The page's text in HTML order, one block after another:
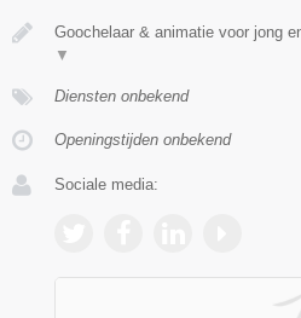
Goochelaar & animatie voor jong
▼
Diensten onbekend
Openingstijden onbekend
Sociale media: